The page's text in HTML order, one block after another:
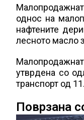
однос на
нафтените
лесното масло
утврдена со
транспорт од
Поврзана